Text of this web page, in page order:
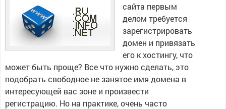
сайта первым
делом требуется
зарегистрировать
домен и привязать
его к хостингу, что
может быть проще? Все что нужно сделать, это
подобрать свободное не занятое имя домена в
интересующей вас зоне и произвести
регистрацию. Но на практике, очень часто